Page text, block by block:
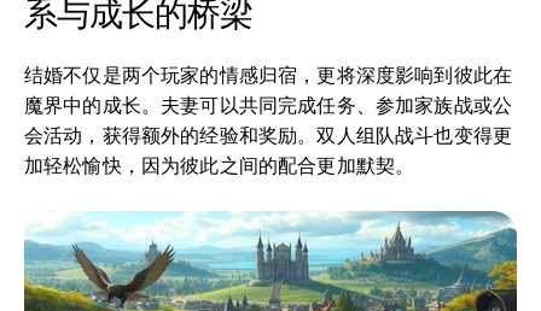
系与成长的桥梁
结婚不仅是两个玩家的情感归宿，更将深度影响到彼此在
魔界中的成长。夫妻可以共同完成任务、参加家族战或公
会活动，获得额外的经验和奖励。双人组队战斗也变得更
加轻松愉快，因为彼此之间的配合更加默契。